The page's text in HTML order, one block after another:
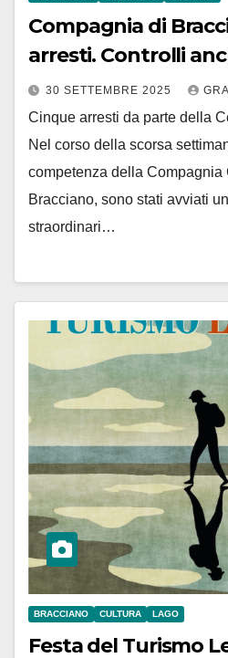
Compagnia di
arresti. Controlli
30 SETTEMBRE 2025
Cinque arresti da parte della
Nel corso della scorsa
competenza della Compagnia
Bracciano, sono stati avviati
straordinari…
BRACCIANO CULTURA LAGO
Festa del Turismo